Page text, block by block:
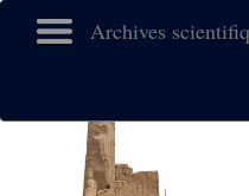
Archives